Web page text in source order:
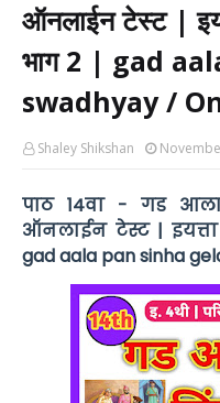
ऑनलाईन टेस्ट |
भाग 2 | gad
swadhyay /
Shaley Shikshan
पाठ 14वा - गड
ऑनलाईन टेस्ट |
gad aala pan sinha